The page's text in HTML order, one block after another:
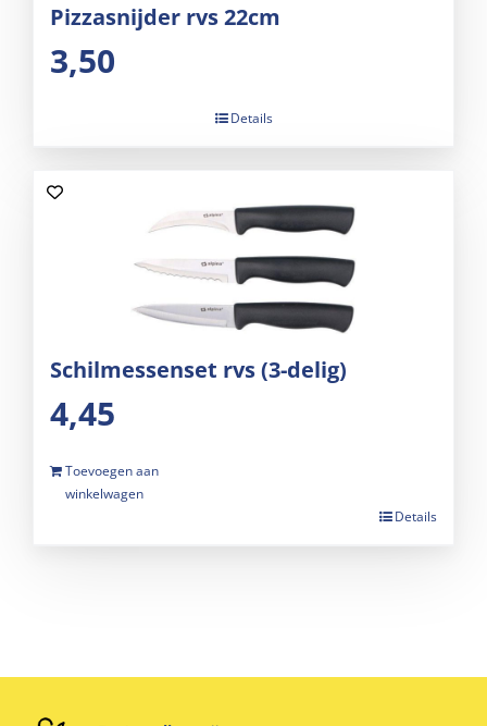
Pizzasnijder rvs 22cm
3,50
Details
Schilmessenset rvs (3-delig)
4,45
Toevoegen aan
winkelwagen
Details